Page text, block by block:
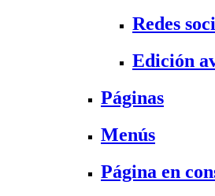
Redes
Edición
Páginas
Menús
Página en